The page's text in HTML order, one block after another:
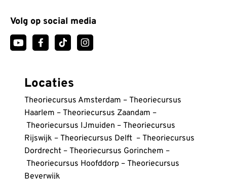
Volg op social media
Locaties
Theoriecursus Amsterdam – Theoriecursus
Haarlem – Theoriecursus Zaandam –
Theoriecursus IJmuiden – Theoriecursus
Rijswijk – Theoriecursus Delft – Theoriecursus
Dordrecht – Theoriecursus Gorinchem –
Theoriecursus Hoofddorp – Theoriecursus
Beverwijk